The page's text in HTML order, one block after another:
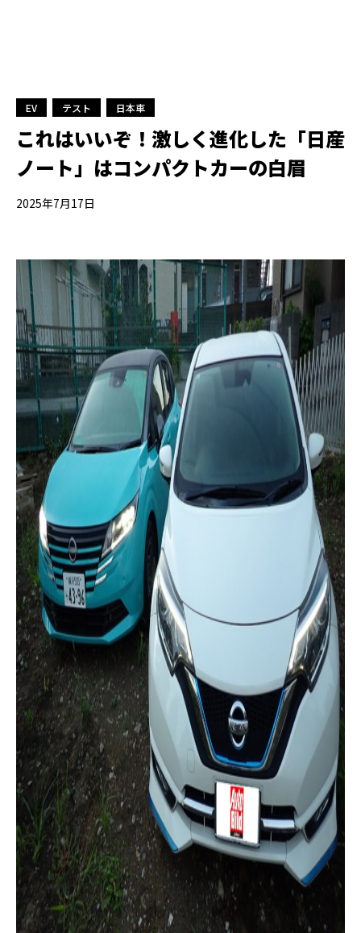
EV テスト 日本車
これはいいぞ！激しく進化した「日産
ノート」はコンパクトカーの白眉
2025年7月17日